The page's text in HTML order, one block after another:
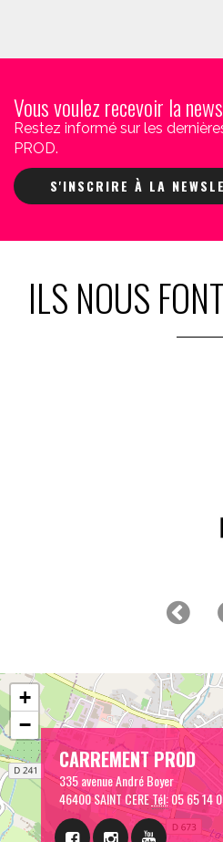
Vous voulez recevoir la
Restez informé sur les
PROD.
S'INSCRIRE À LA
ILS NOUS
CARREMENT PROD
335 avenue André Boyer
46400 SAINT CERETél:05 65 14
+
−